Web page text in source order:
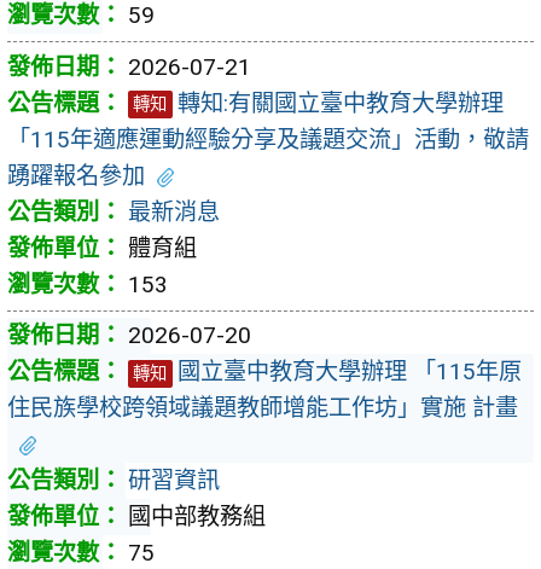
59
2026-07-21
轉知
轉知:有關國立臺中教育大學辦理
「115年適應運動經驗分享及議題交流」活動，敬請
踴躍報名參加
最新消息
體育組
153
2026-07-20
轉知
國立臺中教育大學辦理 「115年原
住民族學校跨領域議題教師增能工作坊」實施 計畫
研習資訊
國中部教務組
75